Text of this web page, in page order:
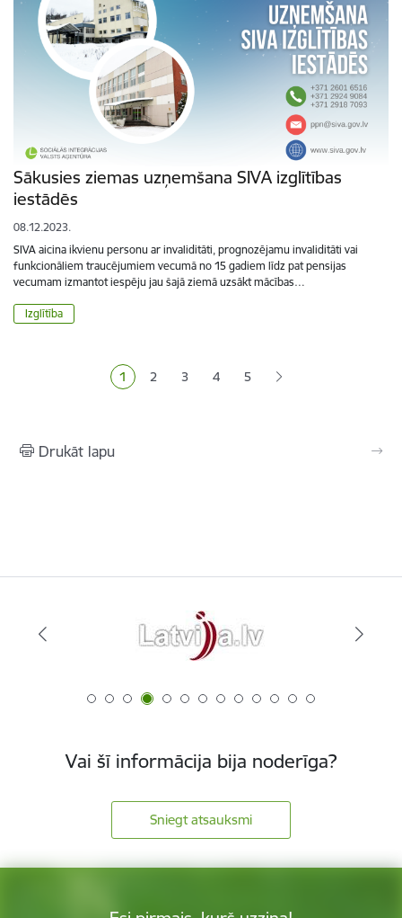
Sākusies ziemas uzņemšana SIVA izglītības
iestādēs
08.12.2023.
SIVA aicina ikvienu personu ar invaliditāti, prognozējamu invaliditāti vai
funkcionāliem traucējumiem vecumā no 15 gadiem līdz pat pensijas
vecumam izmantot iespēju jau šajā ziemā uzsākt mācības…
Izglītība
Pašreizējā lapa
1 Lapa
2 Lapa
3 Lapa
4 Lapa
5
Drukāt lapu
Vai šī informācija bija noderīga?
Sniegt atsauksmi